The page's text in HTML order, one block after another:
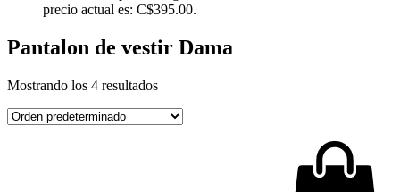
precio actual es: C$395.00.
Pantalon de vestir Dama
Mostrando los 4 resultados